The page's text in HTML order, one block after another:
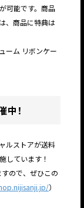
可能です。商品
、商品に特典は
ーム リボンケー
中！
ルストアが送料
しています！
ので、ぜひこの
）